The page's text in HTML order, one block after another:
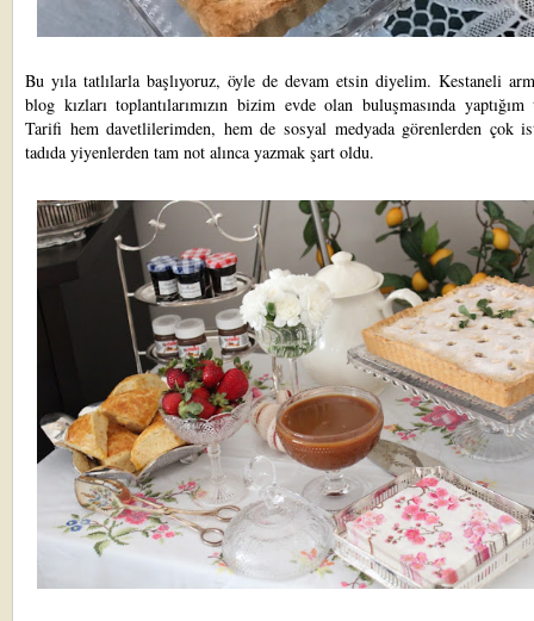
Bu yıla tatlılarla başlıyoruz, öyle de devam etsin diyelim. Kestaneli
blog kızları toplantılarımızın bizim evde olan buluşmasında
Tarifi hem davetlilerimden, hem de sosyal medyada görenlerden çok
tadıda yiyenlerden tam not alınca yazmak şart oldu.